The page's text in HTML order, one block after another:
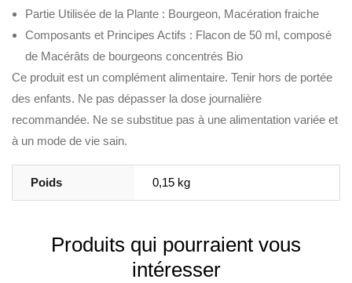
Partie Utilisée de la Plante : Bourgeon, Macération fraiche
Composants et Principes Actifs : Flacon de 50 ml, composé
de Macérâts de bourgeons concentrés Bio
Ce produit est un complément alimentaire. Tenir hors de portée
des enfants. Ne pas dépasser la dose journalière
recommandée. Ne se substitue pas à une alimentation variée et
à un mode de vie sain.
Poids 0,15 kg
Produits qui pourraient vous
intéresser